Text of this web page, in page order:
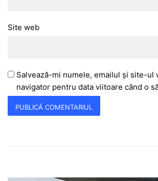
Site web
Salvează-mi numele, emailul și site-ul
navigator pentru data viitoare când o